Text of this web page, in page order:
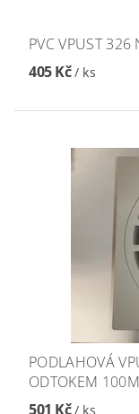
PVC VPUST 326
405 Kč/ ks
PODLAHOVÁ
ODTOKEM
501 Kč/ ks